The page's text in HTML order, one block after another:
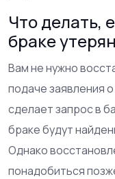
Что делать,
браке
Вам не нужно
подаче заявления
сделает запрос в
браке будут
Однако
понадобиться